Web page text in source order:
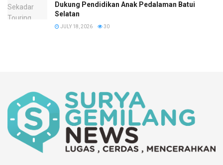
Dukung Pendidikan Anak Pedalaman Batui
Selatan
JULY 18, 2026 30